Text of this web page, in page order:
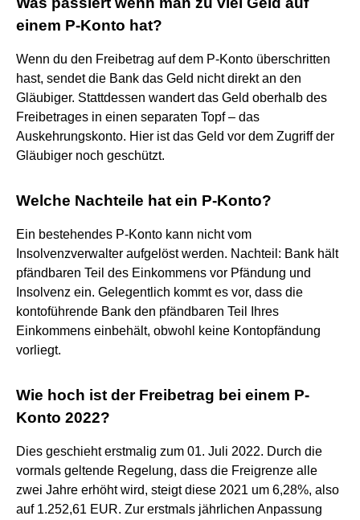
einem P-Konto hat?
Wenn du den Freibetrag auf dem P-Konto überschritten
hast, sendet die Bank das Geld nicht direkt an den
Gläubiger. Stattdessen wandert das Geld oberhalb des
Freibetrages in einen separaten Topf – das
Auskehrungskonto. Hier ist das Geld vor dem Zugriff der
Gläubiger noch geschützt.
Welche Nachteile hat ein P-Konto?
Ein bestehendes P-Konto kann nicht vom
Insolvenzverwalter aufgelöst werden. Nachteil: Bank hält
pfändbaren Teil des Einkommens vor Pfändung und
Insolvenz ein. Gelegentlich kommt es vor, dass die
kontoführende Bank den pfändbaren Teil Ihres
Einkommens einbehält, obwohl keine Kontopfändung
vorliegt.
Wie hoch ist der Freibetrag bei einem P-
Konto 2022?
Dies geschieht erstmalig zum 01. Juli 2022. Durch die
vormals geltende Regelung, dass die Freigrenze alle
zwei Jahre erhöht wird, steigt diese 2021 um 6,28%, also
auf 1.252,61 EUR. Zur erstmals jährlichen Anpassung